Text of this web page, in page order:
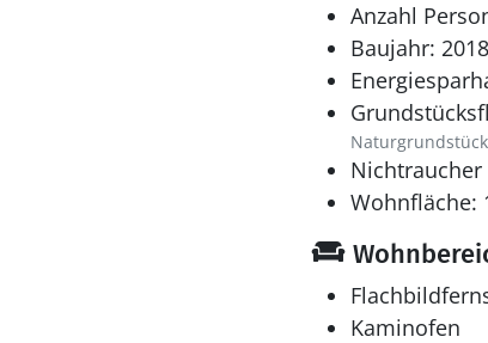
Anzahl
Baujahr: 2018
Naturgrundstück
Nichtraucher
Wohnfläche:
Kaminofen